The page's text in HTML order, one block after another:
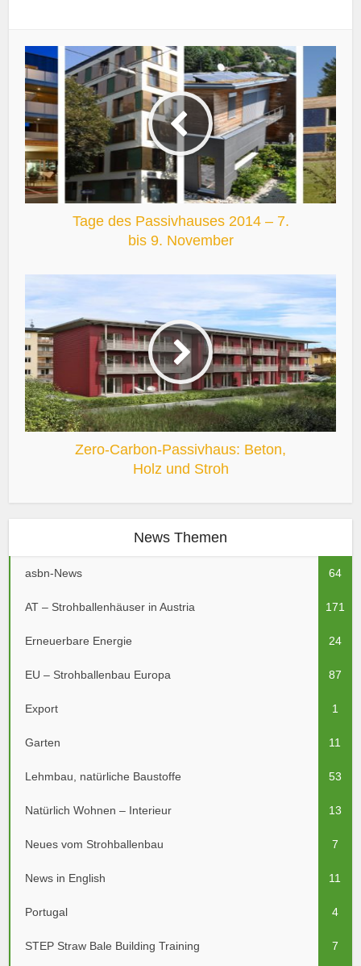
Tage des Passivhauses 2014 – 7.
bis 9. November
Zero-Carbon-Passivhaus: Beton,
Holz und Stroh
News Themen
asbn-News 64
AT – Strohballenhäuser in Austria 171
Erneuerbare Energie 24
EU – Strohballenbau Europa 87
Export 1
Garten 11
Lehmbau, natürliche Baustoffe 53
Natürlich Wohnen – Interieur 13
Neues vom Strohballenbau 7
News in English 11
Portugal 4
STEP Straw Bale Building Training 7